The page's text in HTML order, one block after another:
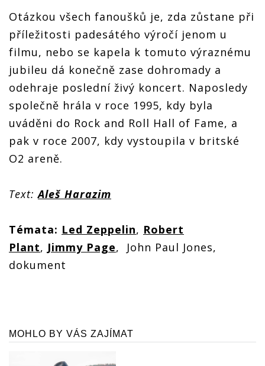
Otázkou všech fanoušků je, zda zůstane při
příležitosti padesátého výročí jenom u
filmu, nebo se kapela k tomuto výraznému
jubileu dá konečně zase dohromady a
odehraje poslední živý koncert. Naposledy
společně hrála v roce 1995, kdy byla
uváděni do Rock and Roll Hall of Fame, a
pak v roce 2007, kdy vystoupila v britské
O2 areně.
Text:Aleš Harazim
Témata: Led Zeppelin, Robert
Plant, Jimmy Page, John Paul Jones,
dokument
MOHLO BY VÁS ZAJÍMAT